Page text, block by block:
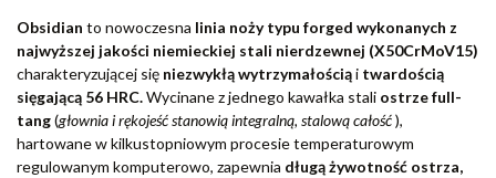
Obsidian to nowoczesna linia noży typu forged wykonanych z
najwyższej jakości niemieckiej stali nierdzewnej (X50CrMoV15)
charakteryzującej się niezwykłą wytrzymałościąi twardością
sięgającą 56 HRC.Wycinane z jednego kawałka stali ostrze full-
tang(głownia i rękojeść stanowią integralną, stalową całość),
hartowane w kilkustopniowym procesie temperaturowym
regulowanym komputerowo, zapewnia długą żywotność ostrza,